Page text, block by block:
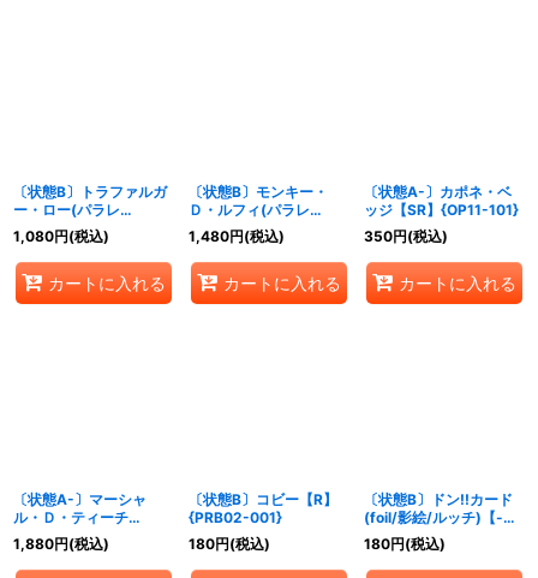
〔状態B〕トラファルガ
ー・ロー(パラレ
ル/illust:AKIRA
EGAWA)【SR/P】
{PRB02-002}
1,080円(税込)
カートに入れる
〔状態B〕モンキー・
Ｄ・ルフィ(パラレ
ル/illust:otton)
【SR/P】{PRB02-005}
1,480円(税込)
カートに入れる
〔状態A-〕カポネ・ベ
ッジ【SR】{OP11-101}
350円(税込)
カートに入れる
〔状態A-〕マーシャ
ル・Ｄ・ティーチ
(illust:Akanegumo)
【P】{P-100}
1,880円(税込)
〔状態B〕コビー【R】
{PRB02-001}
180円(税込)
〔状態B〕ドン!!カード
(foil/影絵/ルッチ)【-】
{-}
180円(税込)